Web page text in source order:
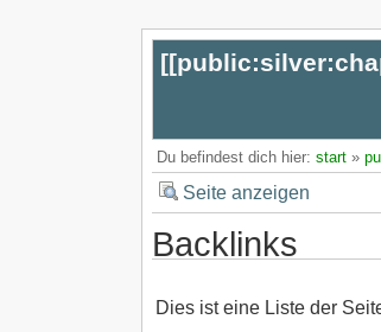
[[
Du befindest dich hier: start»
Seite anzeigen
Backlinks
Dies ist eine Liste der